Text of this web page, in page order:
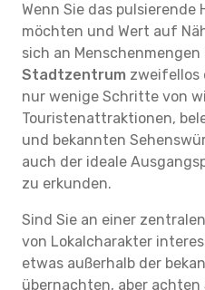
Wenn Sie das pulsierende
möchten und Wert auf
sich an
Stadtzentrum zweifellos
nur wenige Schritte von
Touristenattraktionen,
und bekannten
auch der ideale
zu erkunden.
Sind Sie an einer
von Lokalcharakter
etwas außerhalb der
übernachten, aber